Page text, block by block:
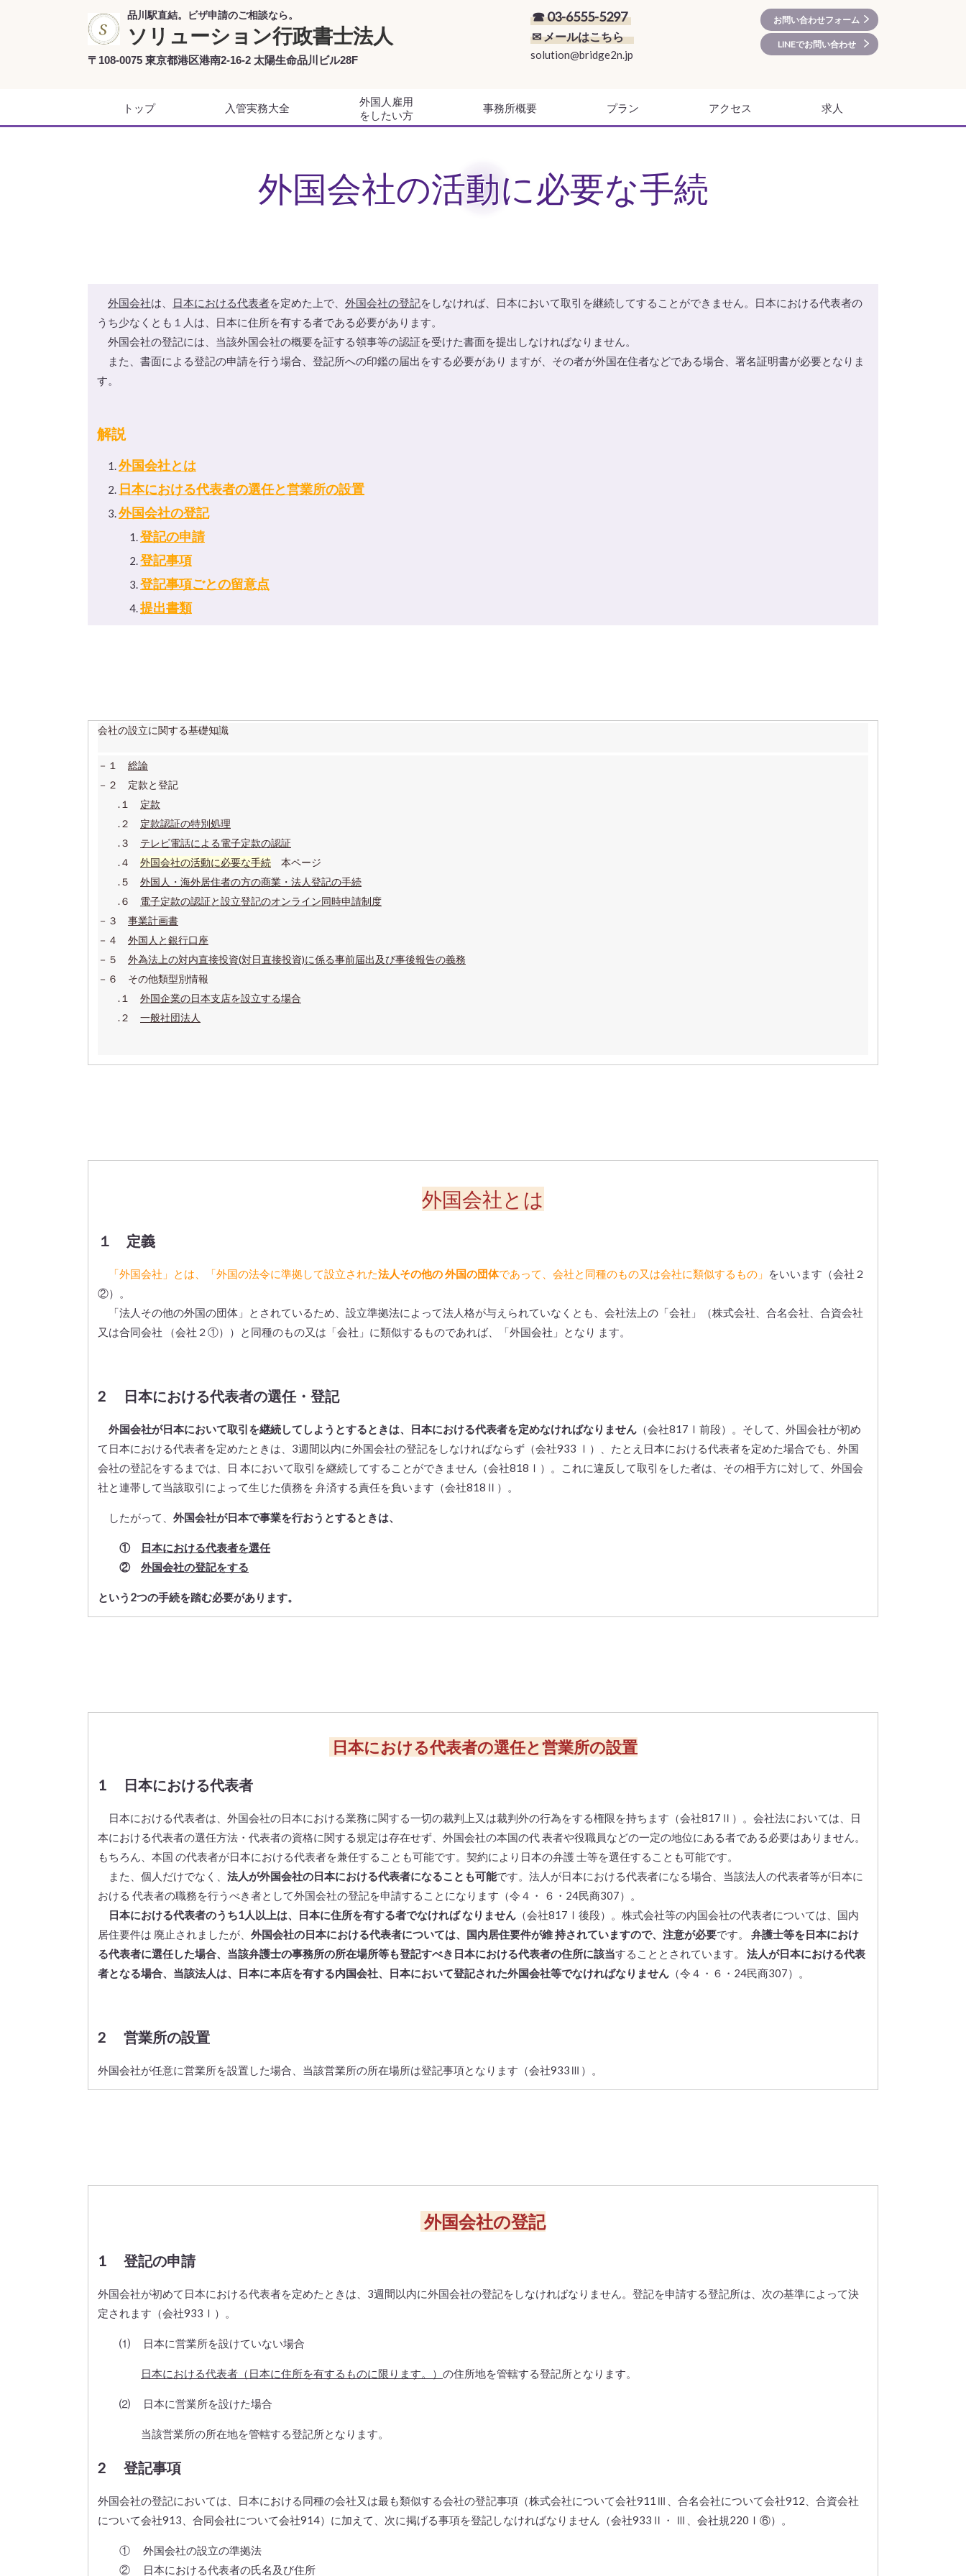
品川駅直結。ビザ申請のご相談なら。
ソリューション行政書士法人
〒108-0075 東京都港区港南2-16-2 太陽生命品川ビル28F
☎ 03-6555-5297
✉ メールはこちら
solution@bridge2n.jp
お問い合わせフォーム
LINEでお問い合わせ
トップ 入管実務大全
外国人雇用
をしたい方
事務所概要 プラン アクセス 求人
外国会社の活動に必要な手続
外国会社は、 日本における代表者を定めた上で、 外国会社の登記をしなければ、日本において取引を継続してすることができません。日本における代表者の
うち少なくとも１人は、日本に住所を有する者である必要があります。
外国会社の登記には、当該外国会社の概要を証する領事等の認証を受けた書面を提出しなければなりません。
また、書面による登記の申請を行う場合、登記所への印鑑の届出をする必要があり ますが、その者が外国在住者などである場合、署名証明書が必要となりま
す。
解説
外国会社とは
日本における代表者の選任と営業所の設置
外国会社の登記
登記の申請
登記事項
登記事項ごとの留意点
提出書類
会社の設立に関する基礎知識
－１ 総論
－２ 定款と登記
.１ 定款
.２ 定款認証の特別処理
.３ テレビ電話による電子定款の認証
.４ 外国会社の活動に必要な手続 本ページ
.５ 外国人・海外居住者の方の商業・法人登記の手続
.６ 電子定款の認証と設立登記のオンライン同時申請制度
－３ 事業計画書
－４ 外国人と銀行口座
－５ 外為法上の対内直接投資(対日直接投資)に係る事前届出及び事後報告の義務
－６ その他類型別情報
.１ 外国企業の日本支店を設立する場合
.２ 一般社団法人
外国会社とは
１ 定義
「外国会社」とは、「外国の法令に準拠して設立された法人その他の 外国の団体であって、会社と同種のもの又は会社に類似するもの」
をいいます（会社２
②）。
「法人その他の外国の団体」とされているため、設立準拠法によって法人格が与えられていなくとも、会社法上の「会社」（株式会社、合名会社、合資会社
又は合同会社 （会社２①））と同種のもの又は「会社」に類似するものであれば、「外国会社」となり ます。
2 日本における代表者の選任・登記
外国会社が日本において取引を継続してしようとするときは、日本における代表者を定めなければなりません （会社817Ⅰ前段）。そして、外国会社が初め
て日本における代表者を定めたときは、3週間以内に外国会社の登記をしなければならず（会社933 Ⅰ）、たとえ日本における代表者を定めた場合でも、外国
会社の登記をするまでは、日 本において取引を継続してすることができません（会社818Ⅰ）。これに違反して取引をした者は、その相手方に対して、外国会
社と連帯して当該取引によって生じた債務を 弁済する責任を負います（会社818Ⅱ）。
したがって、 外国会社が日本で事業を行おうとするときは、
①
日本における代表者を選任
② 外国会社の登記をする
という2つの手続を踏む必要があります。
日本における代表者の選任と営業所の設置
1 日本における代表者
日本における代表者は、外国会社の日本における業務に関する一切の裁判上又は裁判外の行為をする権限を持ちます（会社817Ⅱ）。会社法においては、日
本における代表者の選任方法・代表者の資格に関する規定は存在せず、外国会社の本国の代 表者や役職員などの一定の地位にある者である必要はありません。
もちろん、本国 の代表者が日本における代表者を兼任することも可能です。契約により日本の弁護 士等を選任することも可能です。
また、個人だけでなく、 法人が外国会社の日本における代表者になることも可能です。法人が日本における代表者になる場合、当該法人の代表者等が日本に
おける 代表者の職務を行うべき者として外国会社の登記を申請することになります（令４・ ６・24民商307）。
日本における代表者のうち1人以上は、日本に住所を有する者でなければ なりません （会社817Ⅰ後段）。株式会社等の内国会社の代表者については、国内
居住要件は 廃止されましたが、 外国会社の日本における代表者については、国内居住要件が維 持されていますので、注意が必要です。 弁護士等を日本におけ
る代表者に選任した場合、当該弁護士の事務所の所在場所等も登記すべき日本における代表者の住所に該当することとされています。 法人が日本における代表
者となる場合、当該法人は、日本に本店を有する内国会社、日本において登記された外国会社等でなければなりません （令４・６・24民商307）。
2 営業所の設置
外国会社が任意に営業所を設置した場合、当該営業所の所在場所は登記事項となります（会社933Ⅲ）。
外国会社の登記
1 登記の申請
外国会社が初めて日本における代表者を定めたときは、3週間以内に外国会社の登記をしなければなりません。登記を申請する登記所は、次の基準によって決
定されます（会社933Ⅰ）。
⑴ 日本に営業所を設けていない場合
日本における代表者（日本に住所を有するものに限ります。） の住所地を管轄する登記所となります。
⑵ 日本に営業所を設けた場合
当該営業所の所在地を管轄する登記所となります。
2 登記事項
外国会社の登記においては、日本における同種の会社又は最も類似する会社の登記事項（株式会社について会社911Ⅲ、合名会社について会社912、合資会社
について会社913、合同会社について会社914）に加えて、次に掲げる事項を登記しなければなりません（会社933Ⅱ・ Ⅲ、会社規220Ⅰ⑥）。
① 外国会社の設立の準拠法
② 日本における代表者の氏名及び住所